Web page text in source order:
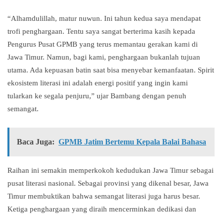
“Alhamdulillah, matur nuwun. Ini tahun kedua saya mendapat
trofi penghargaan. Tentu saya sangat berterima kasih kepada
Pengurus Pusat GPMB yang terus memantau gerakan kami di
Jawa Timur. Namun, bagi kami, penghargaan bukanlah tujuan
utama. Ada kepuasan batin saat bisa menyebar kemanfaatan. Spirit
ekosistem literasi ini adalah energi positif yang ingin kami
tularkan ke segala penjuru,” ujar Bambang dengan penuh
semangat.
Baca Juga: GPMB Jatim Bertemu Kepala Balai Bahasa
Raihan ini semakin memperkokoh kedudukan Jawa Timur sebagai
pusat literasi nasional. Sebagai provinsi yang dikenal besar, Jawa
Timur membuktikan bahwa semangat literasi juga harus besar.
Ketiga penghargaan yang diraih mencerminkan dedikasi dan